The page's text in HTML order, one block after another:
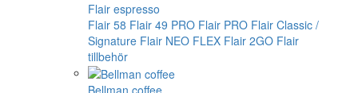
Flair espresso
Flair 58 Flair 49 PRO Flair PRO Flair Classic /
Signature Flair NEO FLEX Flair 2GO Flair
tillbehör